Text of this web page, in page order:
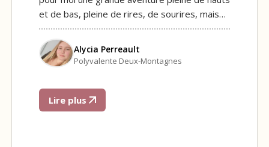
et de bas, pleine de rires, de sourires, mais…
Alycia Perreault
Polyvalente Deux-Montagnes
Lire plus